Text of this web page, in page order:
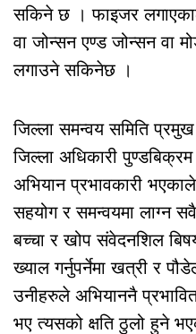
सकिने छ । फाइजर
वा जोन्सन एण्ड जोन्सन वा
लगाउने सकिनेछ ।
जिल्ला समन्वय समिति
जिल्ला अधिकारी
अभियान प्रभावकारी
सहयोग र समन्वयमा लाग्न
बच्चा र खोप संवेदनशिल
ख्याल गर्नुपर्नेमा खत्री र
उनीहरुले अभियाननै
भए त्यसको क्षति ठुलो हुने